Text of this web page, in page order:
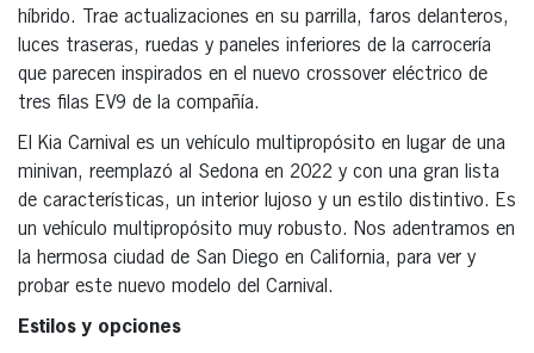
híbrido. Trae actualizaciones en su parrilla, faros delanteros,
luces traseras, ruedas y paneles inferiores de la carrocería
que parecen inspirados en el nuevo crossover eléctrico de
tres filas EV9 de la compañía.
El Kia Carnival es un vehículo multipropósito en lugar de una
minivan, reemplazó al Sedona en 2022 y con una gran lista
de características, un interior lujoso y un estilo distintivo. Es
un vehículo multipropósito muy robusto. Nos adentramos en
la hermosa ciudad de San Diego en California, para ver y
probar este nuevo modelo del Carnival.
Estilos y opciones